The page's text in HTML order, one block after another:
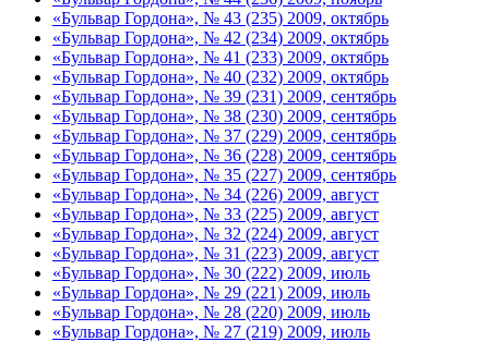
«Бульвар Гордона», № 43 (235) 2009, октябрь
«Бульвар Гордона», № 42 (234) 2009, октябрь
«Бульвар Гордона», № 41 (233) 2009, октябрь
«Бульвар Гордона», № 40 (232) 2009, октябрь
«Бульвар Гордона», № 39 (231) 2009, сентябрь
«Бульвар Гордона», № 38 (230) 2009, сентябрь
«Бульвар Гордона», № 37 (229) 2009, сентябрь
«Бульвар Гордона», № 36 (228) 2009, сентябрь
«Бульвар Гордона», № 35 (227) 2009, сентябрь
«Бульвар Гордона», № 34 (226) 2009, август
«Бульвар Гордона», № 33 (225) 2009, август
«Бульвар Гордона», № 32 (224) 2009, август
«Бульвар Гордона», № 31 (223) 2009, август
«Бульвар Гордона», № 30 (222) 2009, июль
«Бульвар Гордона», № 29 (221) 2009, июль
«Бульвар Гордона», № 28 (220) 2009, июль
«Бульвар Гордона», № 27 (219) 2009, июль